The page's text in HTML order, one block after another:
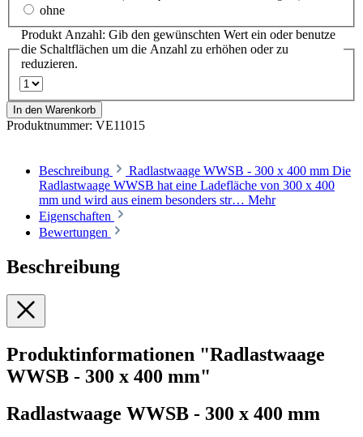
ohne
Produkt Anzahl: Gib den gewünschten Wert ein oder benutze
die Schaltflächen um die Anzahl zu erhöhen oder zu
reduzieren.
In den Warenkorb
Produktnummer: VE11015
Beschreibung
Radlastwaage WWSB - 300 x 400 mm Die
Radlastwaage WWSB hat eine Ladefläche von 300 x 400
mm und wird aus einem besonders str… Mehr
Eigenschaften
Bewertungen
Beschreibung
Produktinformationen "Radlastwaage
WWSB - 300 x 400 mm"
Radlastwaage WWSB - 300 x 400 mm